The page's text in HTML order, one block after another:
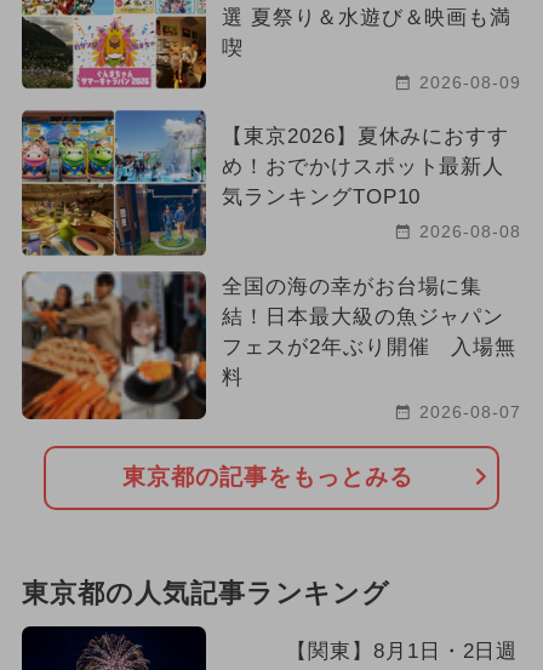
選 夏祭り＆水遊び＆映画も満
喫
2026-08-09
【東京2026】夏休みにおすす
め！おでかけスポット最新人
気ランキングTOP10
2026-08-08
全国の海の幸がお台場に集
結！日本最大級の魚ジャパン
フェスが2年ぶり開催 入場無
料
2026-08-07
東京都の記事をもっとみる
東京都の人気記事ランキング
【関東】8月1日・2日週